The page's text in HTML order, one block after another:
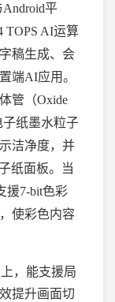
平
TOPS AI运算
稿生成、会
端AI应用。
管（Oxide
纸墨水粒子
洁净度，并
纸面板。当
援7-bit色彩
使彩色内容
，能支援局
提升画面切